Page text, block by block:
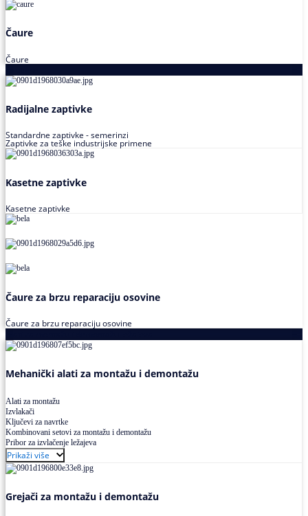
Čaure
Čaure
Radijalne zaptivke
Standardne zaptivke - semerinzi
Zaptivke za teške industrijske primene
Kasetne zaptivke
Kasetne zaptivke
Čaure za brzu reparaciju osovine
Čaure za brzu reparaciju osovine
Mehanički alati za montažu i demontažu
Alati za montažu
Izvlakači
Ključevi za navrtke
Kombinovani setovi za montažu i demontažu
Pribor za izvlačenje ležajeva
Prikaži više
Grejači za montažu i demontažu